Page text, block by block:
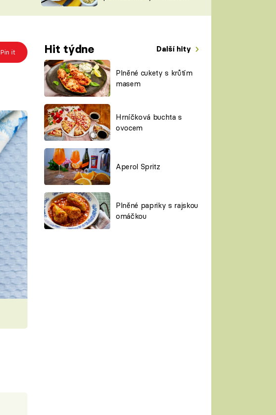
ŠÉFREDAKTORKY
ČASOPIS
Pin it Hit týdne Další hity
Plněné cukety s krůtím
masem
Hrníčková buchta s
ovocem
Aperol Spritz
Plněné papriky s rajskou
omáčkou